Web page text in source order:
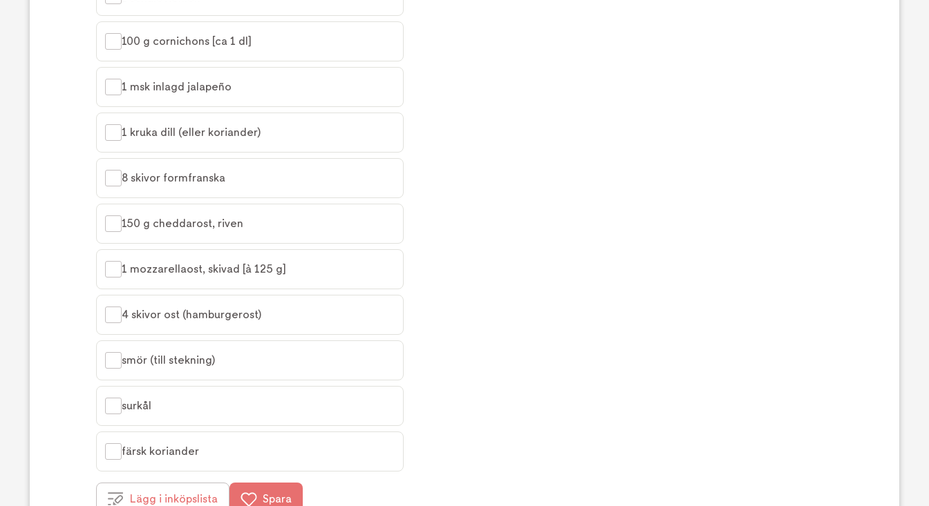
100 g cornichons [ca 1 dl]
1 msk inlagd jalapeño
1 kruka dill (eller koriander)
8 skivor formfranska
150 g cheddarost, riven
1 mozzarellaost, skivad [à 125 g]
4 skivor ost (hamburgerost)
smör (till stekning)
surkål
färsk koriander
Lägg i inköpslista Spara